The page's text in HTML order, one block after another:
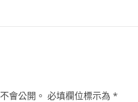
會公開。 必填欄位標示為 *